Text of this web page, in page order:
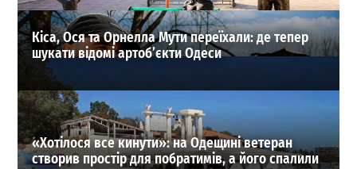
Кіса, Ося та Орнелла Мути переїхали: де тепер
шукати відомі артоб’єкти Одеси
«Хотілося все кинути»: на Одещині ветеран
створив простір для побратимів, а його спалили